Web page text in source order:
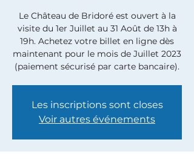
Le Château de Bridoré est ouvert à la
visite du 1er Juillet au 31 Août de 13h à
19h. Achetez votre billet en ligne dès
maintenant pour le mois de Juillet 2023
(paiement sécurisé par carte bancaire).
Les inscriptions sont closes
Voir autres événements